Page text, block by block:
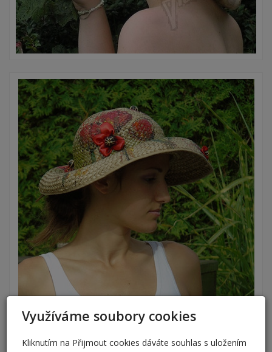
Využíváme soubory cookies
Kliknutím na Přijmout cookies dáváte souhlas s uložením